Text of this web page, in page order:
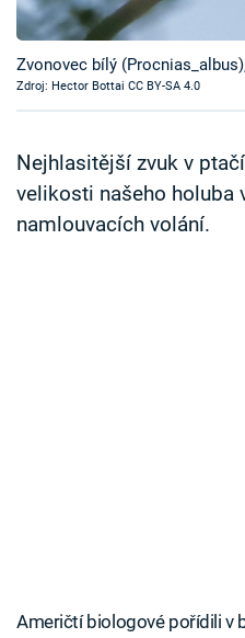
Časopis
Sledujte prima+
Sledujte nás
Zvonovec bílý
Zdroj: Hector Bottai CC BY-SA 4.0
Nejhlasitější zvuk v
velikosti našeho holuba
namlouvacích volání.
Američtí biologové pořídili v